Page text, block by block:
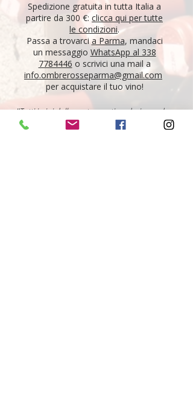
Spedizione gratuita in tutta Italia a
partire da 300 €: clicca qui per tutte
le condizioni.
Passa a trovarcia Parma, mandaci
un messaggio WhatsApp al 338
7784446 o scrivici una mail a
info.ombrerosseparma@gmail.com
per acquistare il tuo vino!
"Tutti i vini della nostra cantina derivano da un
lungo percorso di ricerca, iniziato nel 1995 con